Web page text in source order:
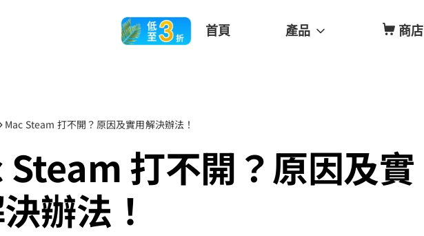
首頁 產品 商店
Mac Steam 打不開？原因及實用解決辦法！
Steam 打不開？原因及實
辦法！